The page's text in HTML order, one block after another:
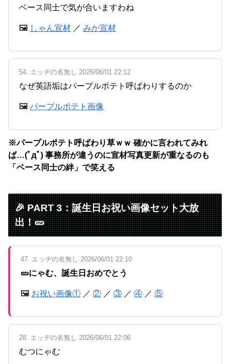
ベース同士で気が合いますわね
🖼 しゃん宣材 ／ みか宣材
54. エッヂの名無し 2026/06/01 22:12
なぜ英語垢はパープルポテト呼ばわりするのか
🖼 パープルポテト画像
※パープルポテト呼ばわり草ｗｗ 確かに言われてみれ
ば…(ﾟдﾟ) 事務所が違うのに宣材写真更新が重なるのも
「ベース同士の絆」で笑える
🎉 PART 3：誕生日お祝い画像セット大放
出！🥒
47. エッヂの名無し 2026/06/01 22:10
🥒にゃむ、誕生日おめでとう
🖼 お祝い画像① ／ ② ／ ③ ／ ④ ／ ⑤
28. エッヂの名無し 2026/06/01 22:06
むつにゃむ